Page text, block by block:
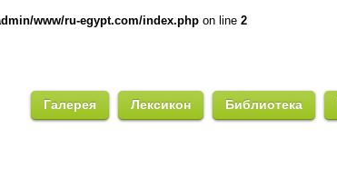
www/ru-egypt.com/index.php on line 2
Галерея Лексикон Библиотека